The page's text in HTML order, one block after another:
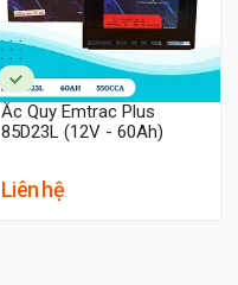
Ắc Quy Emtrac Plus
85D23L (12V - 60Ah)
Liên hệ